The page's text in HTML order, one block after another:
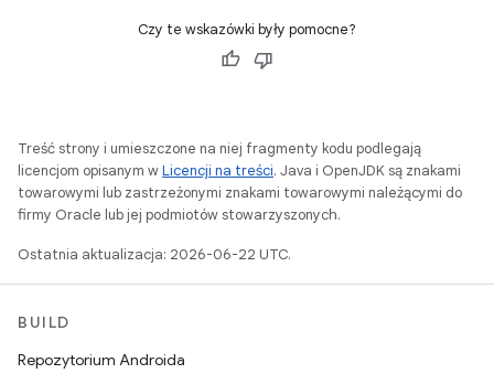
Czy te wskazówki były pomocne?
Treść strony i umieszczone na niej fragmenty kodu podlegają
licencjom opisanym wLicencji na treści. Java i OpenJDK są znakami
towarowymi lub zastrzeżonymi znakami towarowymi należącymi do
firmy Oracle lub jej podmiotów stowarzyszonych.
Ostatnia aktualizacja: 2026-06-22 UTC.
BUILD
Repozytorium Androida